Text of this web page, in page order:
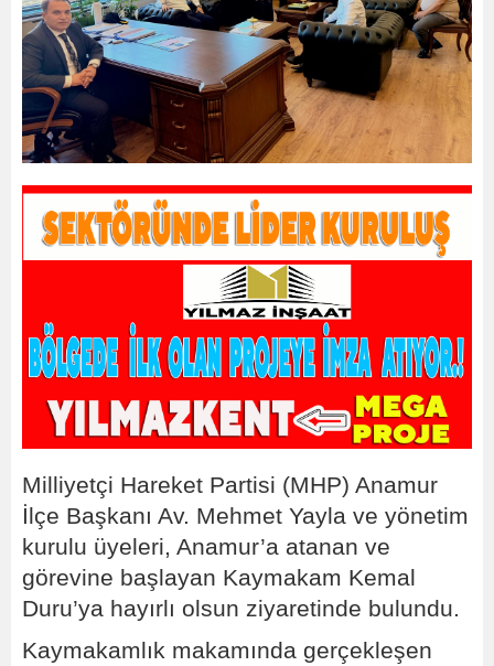
Milliyetçi Hareket Partisi (MHP) Anamur
İlçe Başkanı Av. Mehmet Yayla ve yönetim
kurulu üyeleri, Anamur’a atanan ve
görevine başlayan Kaymakam Kemal
Duru’ya hayırlı olsun ziyaretinde bulundu.
Kaymakamlık makamında gerçekleşen